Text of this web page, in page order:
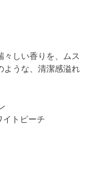
々しい香りを、ムス
ような、清潔感溢れ
イトピーチ